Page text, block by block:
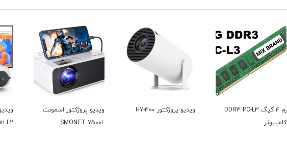
ویدیو پروژکتور 300-HY
ویدیو پروژکتور اسمونت
ویدیو پروژکتور هپرون
Happrun L2